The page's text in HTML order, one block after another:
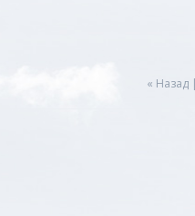
« Назад